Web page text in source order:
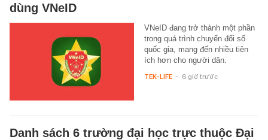
dùng VNeID
VNeID đang trở thành một phần
trong quá trình chuyển đổi số
quốc gia, mang đến nhiều tiện
ích hơn cho người dân.
TEK-LIFE - 6 giờ trước
Danh sách 6 trường đại học trực thuộc Đại